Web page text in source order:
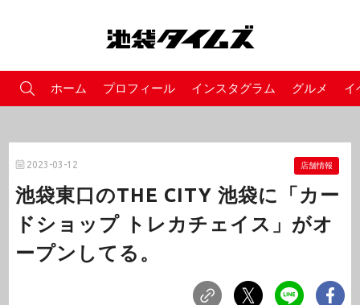
ホーム プロフィール インスタグラム グルメ イ
2023-03-12 店舗情報
池袋東口のTHE CITY 池袋に「カー
ドショップ トレカチェイス」がオ
ープンしてる。